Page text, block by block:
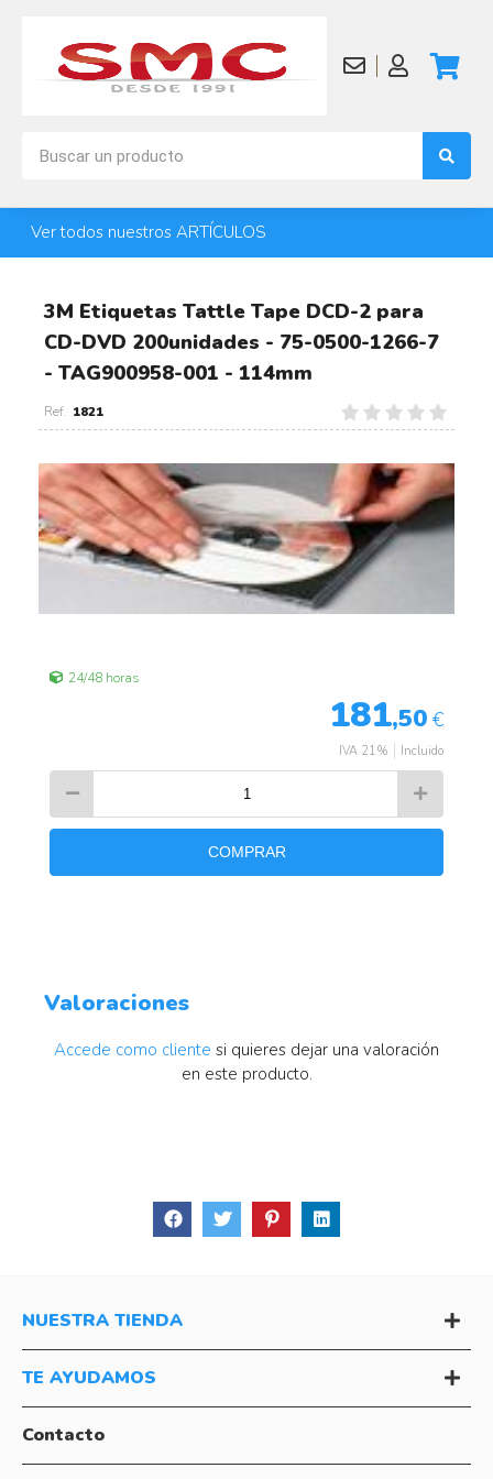
Ver todos nuestros ARTÍCULOS
3M Etiquetas Tattle Tape DCD-2 para
CD-DVD 200unidades - 75-0500-1266-7
- TAG900958-001 - 114mm
1821
24/48 horas
181,50 €
IVA 21% Incluido
COMPRAR
Valoraciones
Accede como cliente si quieres dejar una valoración
en este producto.
NUESTRA TIENDA
TE AYUDAMOS
Contacto